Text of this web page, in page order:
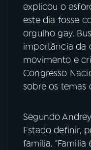
06VIDEOCASTS
07
08FESTIVAL DE
ACOMPANHE A RÁDIO
YouTube
explicou o
este dia fosse
orgulho gay.
importância da
movimento e
Congresso
sobre os temas
Segundo
Estado definir,
família.